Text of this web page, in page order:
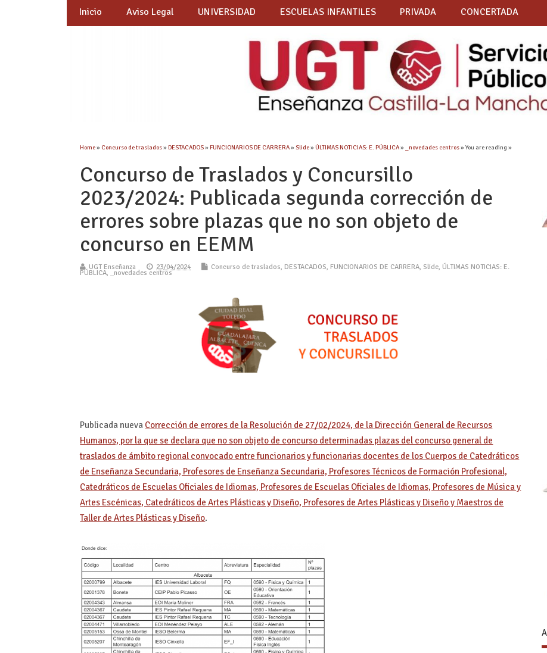
Inicio Aviso Legal UNIVERSIDAD ESCUELAS INFANTILES PRIVADA CONCERTADA
Home» Concurso de traslados»DESTACADOS»FUNCIONARIOS DE CARRERA»Slide»ÚLTIMAS NOTICIAS: E. PÚBLICA» _novedades centros» You are reading »
Concurso de Traslados y Concursillo
2023/2024: Publicada segunda corrección de
errores sobre plazas que no son objeto de
concurso en EEMM
UGT Enseñanza 23/04/2024 Concurso de traslados, DESTACADOS, FUNCIONARIOS DE CARRERA, Slide, ÚLTIMAS NOTICIAS: E.
PÚBLICA, _novedades centros
Publicada nueva Corrección de errores de la Resolución de 27/02/2024, de la Dirección General de Recursos
Humanos, por la que se declara que no son objeto de concurso determinadas plazas del concurso general de
traslados de ámbito regional convocado entre funcionarios y funcionarias docentes de los Cuerpos de Catedráticos
de Enseñanza Secundaria, Profesores de Enseñanza Secundaria, Profesores Técnicos de Formación Profesional,
Catedráticos de Escuelas Oficiales de Idiomas, Profesores de Escuelas Oficiales de Idiomas, Profesores de Música y
Artes Escénicas, Catedráticos de Artes Plásticas y Diseño, Profesores de Artes Plásticas y Diseño y Maestros de
Taller de Artes Plásticas y Diseño.